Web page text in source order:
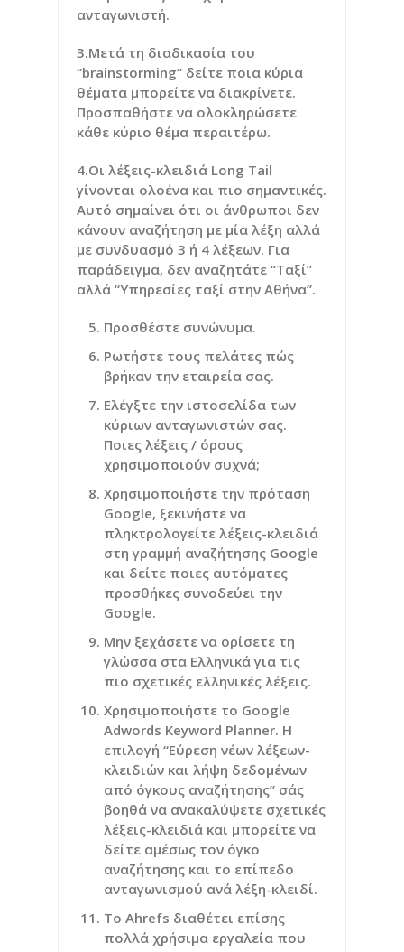
ανταγωνιστή.
3.Μετά τη διαδικασία του
“brainstorming” δείτε ποια κύρια
θέματα μπορείτε να διακρίνετε.
Προσπαθήστε να ολοκληρώσετε
κάθε κύριο θέμα περαιτέρω.
4.Οι λέξεις-κλειδιά Long Tail
γίνονται ολοένα και πιο σημαντικές.
Αυτό σημαίνει ότι οι άνθρωποι δεν
κάνουν αναζήτηση με μία λέξη αλλά
με συνδυασμό 3 ή 4 λέξεων. Για
παράδειγμα, δεν αναζητάτε “Ταξί”
αλλά “Υπηρεσίες ταξί στην Αθήνα”.
Προσθέστε συνώνυμα.
Ρωτήστε τους πελάτες πώς
βρήκαν την εταιρεία σας.
Ελέγξτε την ιστοσελίδα των
κύριων ανταγωνιστών σας.
Ποιες λέξεις / όρους
χρησιμοποιούν συχνά;
Χρησιμοποιήστε την πρόταση
Google, ξεκινήστε να
πληκτρολογείτε λέξεις-κλειδιά
στη γραμμή αναζήτησης Google
και δείτε ποιες αυτόματες
προσθήκες συνοδεύει την
Google.
Μην ξεχάσετε να ορίσετε τη
γλώσσα στα Ελληνικά για τις
πιο σχετικές ελληνικές λέξεις.
Χρησιμοποιήστε το Google
Adwords Keyword Planner. Η
επιλογή “Εύρεση νέων λέξεων-
κλειδιών και λήψη δεδομένων
από όγκους αναζήτησης” σάς
βοηθά να ανακαλύψετε σχετικές
λέξεις-κλειδιά και μπορείτε να
δείτε αμέσως τον όγκο
αναζήτησης και το επίπεδο
ανταγωνισμού ανά λέξη-κλειδί.
Το Ahrefs διαθέτει επίσης
πολλά χρήσιμα εργαλεία που